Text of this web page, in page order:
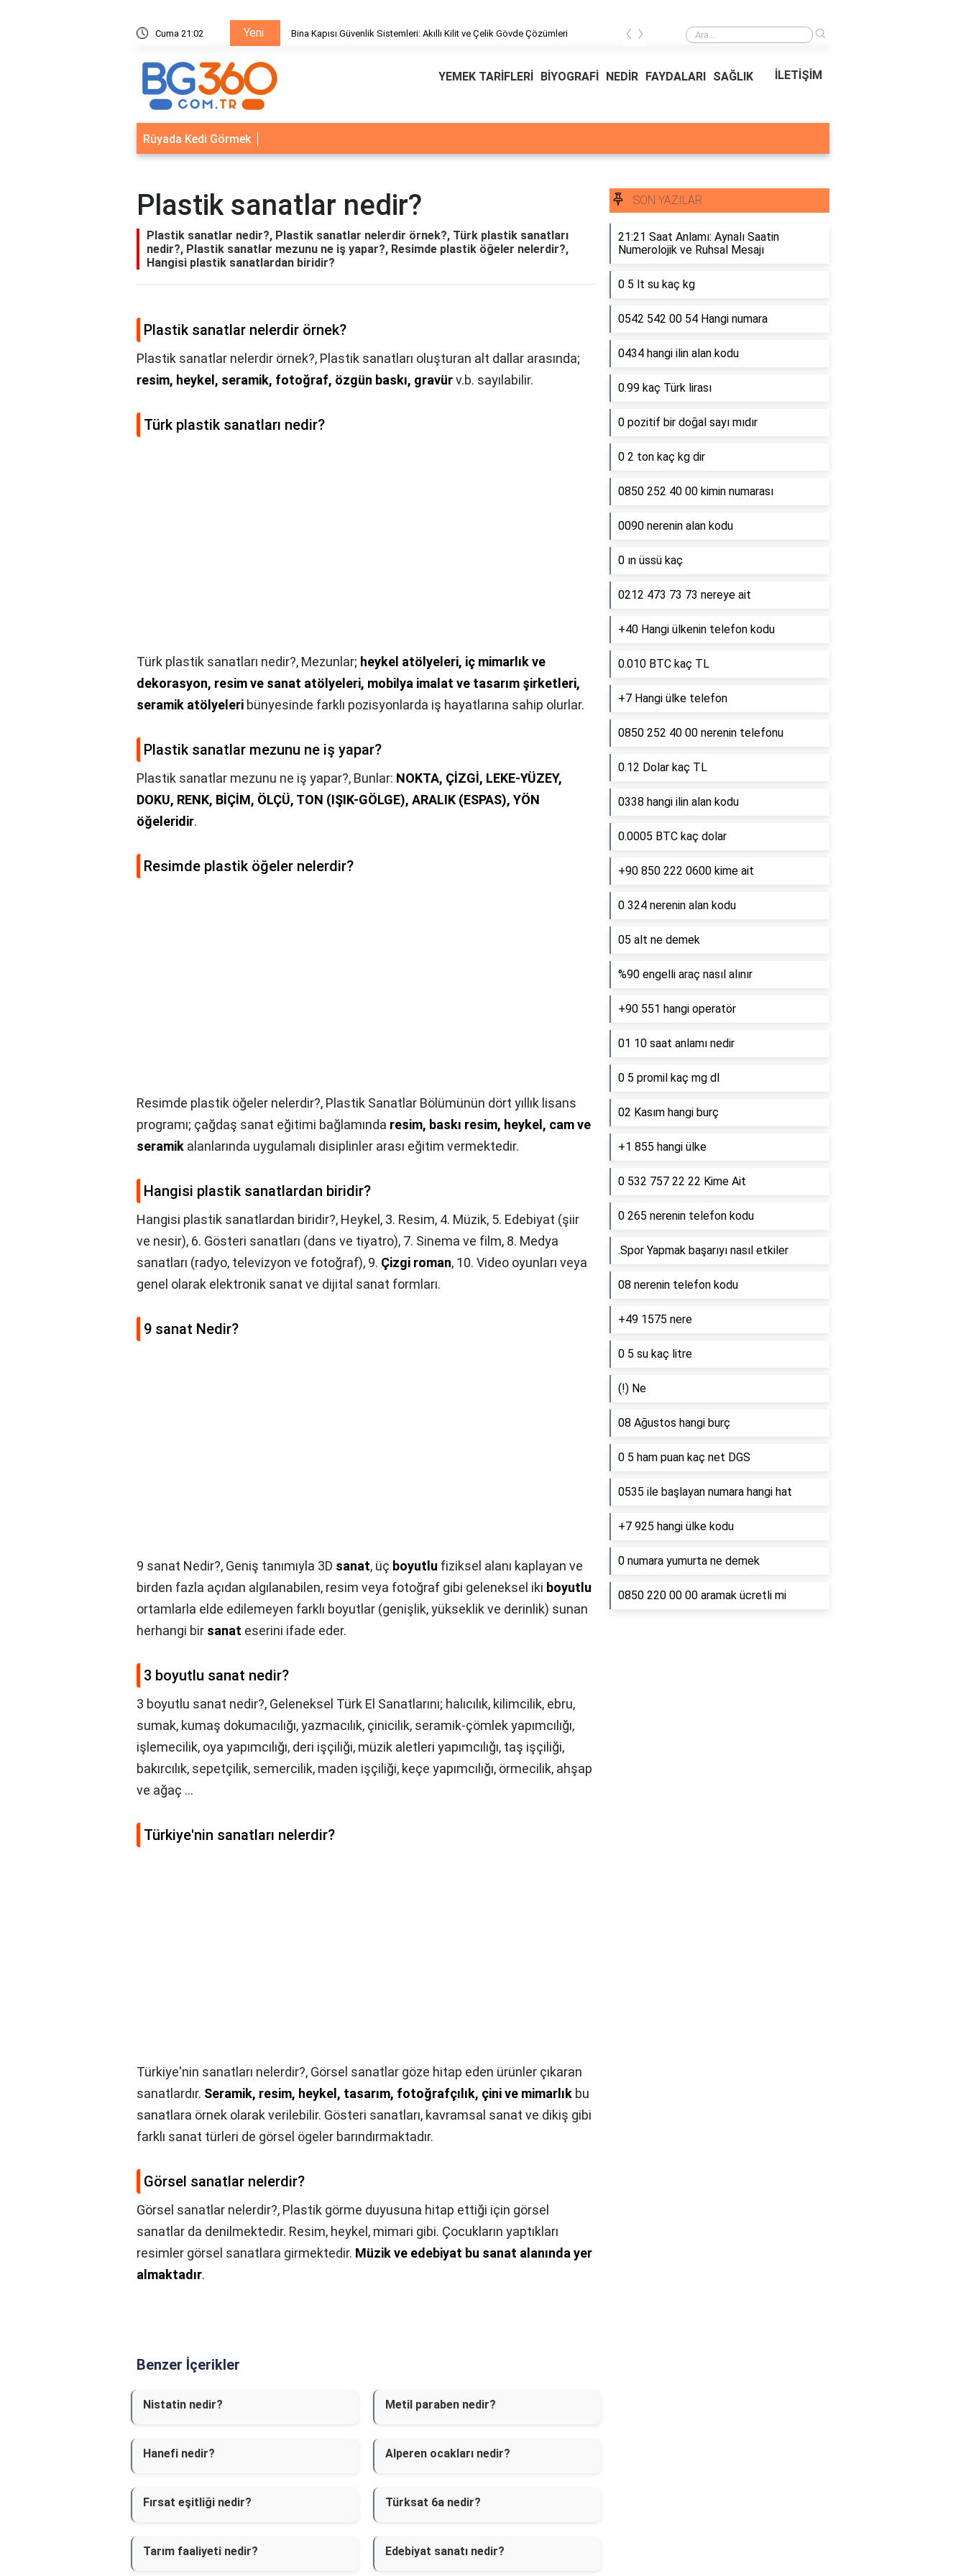
Cuma 21:02 Yeni
Sistemleri: Akıllı Kilit ve Çelik Gövde Çözümleri Bina Kapısı Güvenlik Sistemleri: Akıllı Kilit ve Çelik Gövde Çözümleri Ödeal Müşteri Hizmetleri
‹ ›
YEMEK TARİFLERİ BİYOGRAFİ NEDİR FAYDALARI SAĞLIK İLETİŞİM
Rüyada Kedi Görmek
Plastik sanatlar nedir?
Plastik sanatlar nedir?, Plastik sanatlar nelerdir örnek?, Türk plastik sanatları
nedir?, Plastik sanatlar mezunu ne iş yapar?, Resimde plastik öğeler nelerdir?,
Hangisi plastik sanatlardan biridir?
Plastik sanatlar nelerdir örnek?
Plastik sanatlar nelerdir örnek?, Plastik sanatları oluşturan alt dallar arasında;
resim, heykel, seramik, fotoğraf, özgün baskı, gravürv.b. sayılabilir.
Türk plastik sanatları nedir?
Türk plastik sanatları nedir?, Mezunlar; heykel atölyeleri, iç mimarlık ve
dekorasyon, resim ve sanat atölyeleri, mobilya imalat ve tasarım şirketleri,
seramik atölyeleri bünyesinde farklı pozisyonlarda iş hayatlarına sahip olurlar.
Plastik sanatlar mezunu ne iş yapar?
Plastik sanatlar mezunu ne iş yapar?, Bunlar: NOKTA, ÇİZGİ, LEKE-YÜZEY,
DOKU, RENK, BİÇİM, ÖLÇÜ, TON (IŞIK-GÖLGE), ARALIK (ESPAS), YÖN
öğeleridir.
Resimde plastik öğeler nelerdir?
Resimde plastik öğeler nelerdir?, Plastik Sanatlar Bölümünün dört yıllık lisans
programı; çağdaş sanat eğitimi bağlamında resim, baskı resim, heykel, cam ve
seramik alanlarında uygulamalı disiplinler arası eğitim vermektedir.
Hangisi plastik sanatlardan biridir?
Hangisi plastik sanatlardan biridir?, Heykel, 3. Resim, 4. Müzik, 5. Edebiyat (şiir
ve nesir), 6. Gösteri sanatları (dans ve tiyatro), 7. Sinema ve film, 8. Medya
sanatları (radyo, televizyon ve fotoğraf), 9. Çizgi roman, 10. Video oyunları veya
genel olarak elektronik sanat ve dijital sanat formları.
9 sanat Nedir?
9 sanat Nedir?, Geniş tanımıyla 3D sanat, üç boyutlu fiziksel alanı kaplayan ve
birden fazla açıdan algılanabilen, resim veya fotoğraf gibi geleneksel iki boyutlu
ortamlarla elde edilemeyen farklı boyutlar (genişlik, yükseklik ve derinlik) sunan
herhangi bir sanat eserini ifade eder.
3 boyutlu sanat nedir?
3 boyutlu sanat nedir?, Geleneksel Türk El Sanatlarını; halıcılık, kilimcilik, ebru,
sumak, kumaş dokumacılığı, yazmacılık, çinicilik, seramik-çömlek yapımcılığı,
işlemecilik, oya yapımcılığı, deri işçiliği, müzik aletleri yapımcılığı, taş işçiliği,
bakırcılık, sepetçilik, semercilik, maden işçiliği, keçe yapımcılığı, örmecilik, ahşap
ve ağaç ...
Türkiye'nin sanatları nelerdir?
Türkiye'nin sanatları nelerdir?, Görsel sanatlar göze hitap eden ürünler çıkaran
sanatlardır. Seramik, resim, heykel, tasarım, fotoğrafçılık, çini ve mimarlık bu
sanatlara örnek olarak verilebilir. Gösteri sanatları, kavramsal sanat ve dikiş gibi
farklı sanat türleri de görsel ögeler barındırmaktadır.
Görsel sanatlar nelerdir?
Görsel sanatlar nelerdir?, Plastik görme duyusuna hitap ettiği için görsel
sanatlar da denilmektedir. Resim, heykel, mimari gibi. Çocukların yaptıkları
resimler görsel sanatlara girmektedir. Müzik ve edebiyat bu sanat alanında yer
almaktadır.
Benzer İçerikler
Nistatin nedir? Metil paraben nedir?
Hanefi nedir? Alperen ocakları nedir?
Fırsat eşitliği nedir? Türksat 6a nedir?
Tarım faaliyeti nedir? Edebiyat sanatı nedir?
SON YAZILAR
21:21 Saat Anlamı: Aynalı Saatin
Numerolojik ve Ruhsal Mesajı
0 5 lt su kaç kg
0542 542 00 54 Hangi numara
0434 hangi ilin alan kodu
0.99 kaç Türk lirası
0 pozitif bir doğal sayı mıdır
0 2 ton kaç kg dir
0850 252 40 00 kimin numarası
0090 nerenin alan kodu
0 ın üssü kaç
0212 473 73 73 nereye ait
+40 Hangi ülkenin telefon kodu
0.010 BTC kaç TL
+7 Hangi ülke telefon
0850 252 40 00 nerenin telefonu
0.12 Dolar kaç TL
0338 hangi ilin alan kodu
0.0005 BTC kaç dolar
+90 850 222 0600 kime ait
0 324 nerenin alan kodu
05 alt ne demek
%90 engelli araç nasıl alınır
+90 551 hangi operatör
01 10 saat anlamı nedir
0 5 promil kaç mg dl
02 Kasım hangi burç
+1 855 hangi ülke
0 532 757 22 22 Kime Ait
0 265 nerenin telefon kodu
.Spor Yapmak başarıyı nasıl etkiler
08 nerenin telefon kodu
+49 1575 nere
0 5 su kaç litre
(!) Ne
08 Ağustos hangi burç
0 5 ham puan kaç net DGS
0535 ile başlayan numara hangi hat
+7 925 hangi ülke kodu
0 numara yumurta ne demek
0850 220 00 00 aramak ücretli mi